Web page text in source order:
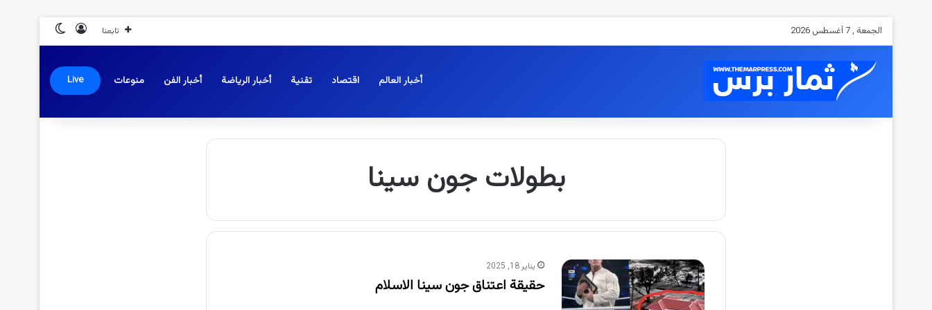
الجمعة , 7 أغسطس 2026 تابعنا تسجيل الدخول
أخبار العالم اقتصاد تقنية أخبار الرياضة أخبار الفن منوعات Live
بطولات جون سينا
يناير 18, 2025
حقيقة اعتناق جون سينا الاسلام